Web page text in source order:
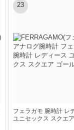
23
フェラガモ 腕時計 レ
ユニセックス スクエ